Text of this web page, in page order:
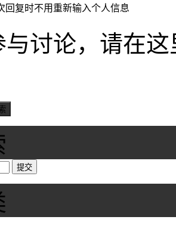
回复时不用重新输入个人信息
讨论，请在这